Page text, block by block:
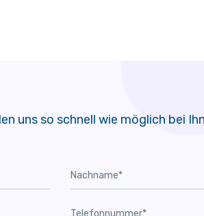
uns so schnell wie möglich bei